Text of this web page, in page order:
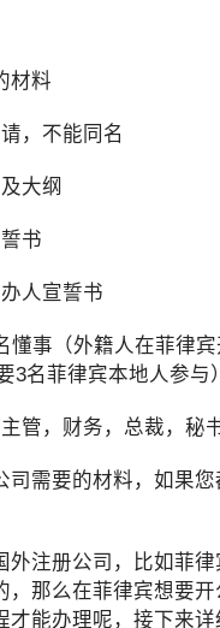
材料
，不能同名
大纲
书
人宣誓书
懂事（外籍人在菲律
3名菲律宾本地人参与）
管，财务，总裁，秘
司需要的材料，如果
外注册公司，比如菲
，那么在菲律宾想要
才能办理呢，接下来